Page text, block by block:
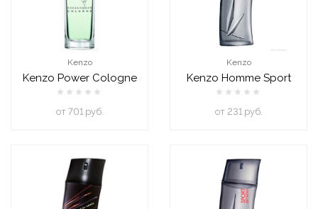
Kenzo
Kenzo Power Cologne
oт 701 руб.
Kenzo
Kenzo Homme Sport
oт 231 руб.